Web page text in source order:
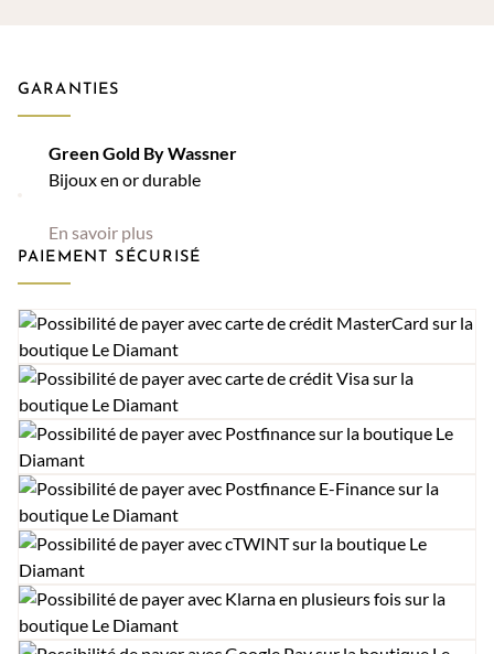
GARANTIES
Green Gold By Wassner
Bijoux en or durable
En savoir plus
PAIEMENT SÉCURISÉ